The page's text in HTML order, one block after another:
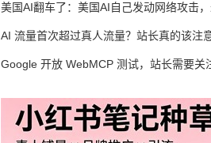
人的活
美国AI翻车了：美国AI自己发动网络攻击
竟然靠中国AI帮忙善后
AI 流量首次超过真人流量？站长真的该注
Google 开放 WebMCP 测试，站长需要关